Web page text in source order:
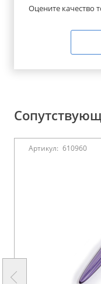
Оцените качество
Артикул: 610960